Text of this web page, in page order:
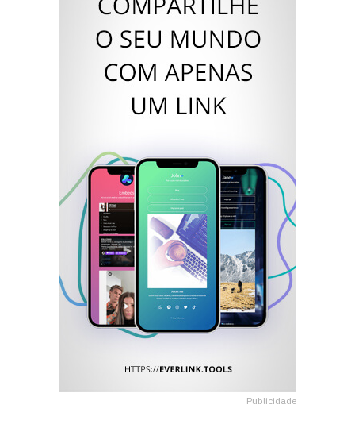
Publicidade